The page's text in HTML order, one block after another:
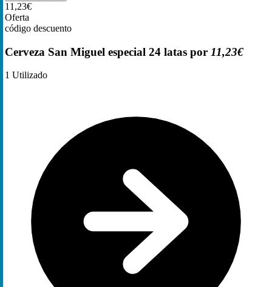
11,23€
Oferta
código descuento
Cerveza San Miguel especial 24 latas por 11,23€
1 Utilizado